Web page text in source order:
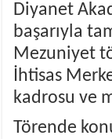
Diyanet
başarıyla
Mezuniyet
İhtisas
kadrosu ve
Törende